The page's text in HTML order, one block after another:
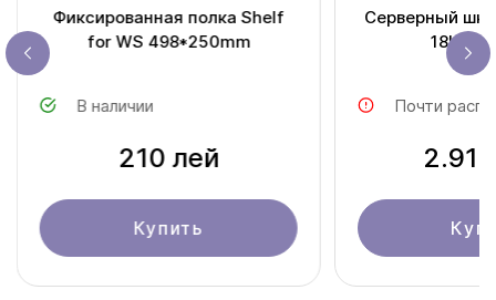
Фиксированная полка Shelf
for WS 498*250mm
В наличии
210 лей
Купить
Серверный
18U/
Почти